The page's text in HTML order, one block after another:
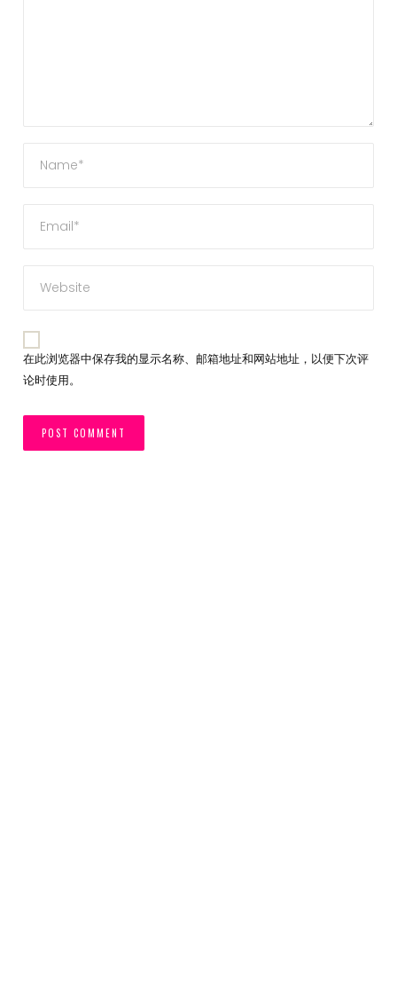
在此浏览器中保存我的显示名称、邮箱地址和网站地址，以便下次评
论时使用。